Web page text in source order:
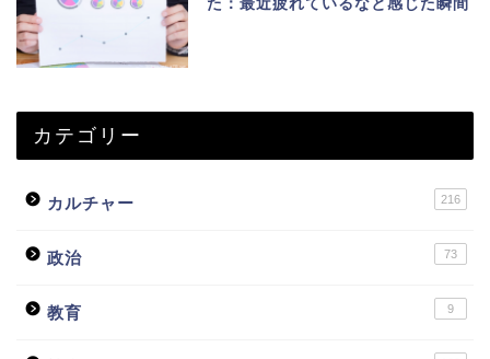
た：最近疲れているなと感じた瞬間
カテゴリー
カルチャー 216
政治 73
教育 9